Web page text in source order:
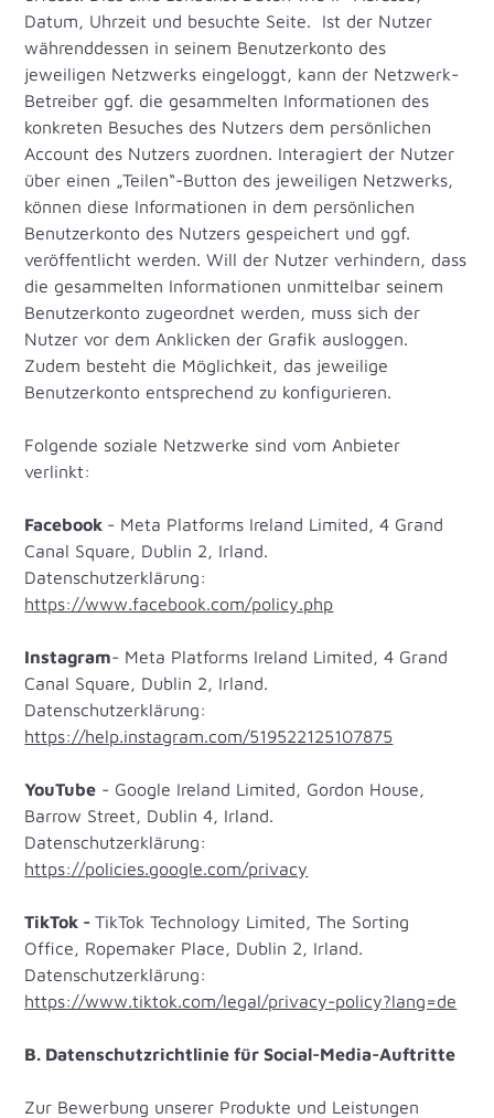
Datum, Uhrzeit und besuchte Seite. Ist der Nutzer
währenddessen in seinem Benutzerkonto des
jeweiligen Netzwerks eingeloggt, kann der Netzwerk-
Betreiber ggf. die gesammelten Informationen des
konkreten Besuches des Nutzers dem persönlichen
Account des Nutzers zuordnen. Interagiert der Nutzer
über einen „Teilen“-Button des jeweiligen Netzwerks,
können diese Informationen in dem persönlichen
Benutzerkonto des Nutzers gespeichert und ggf.
veröffentlicht werden. Will der Nutzer verhindern, dass
die gesammelten Informationen unmittelbar seinem
Benutzerkonto zugeordnet werden, muss sich der
Nutzer vor dem Anklicken der Grafik ausloggen.
Zudem besteht die Möglichkeit, das jeweilige
Benutzerkonto entsprechend zu konfigurieren.
Folgende soziale Netzwerke sind vom Anbieter
verlinkt:
Facebook - Meta Platforms Ireland Limited, 4 Grand
Canal Square, Dublin 2, Irland.
Datenschutzerklärung:
https://www.facebook.com/policy.php
Instagram- Meta Platforms Ireland Limited, 4 Grand
Canal Square, Dublin 2, Irland.
Datenschutzerklärung:
https://help.instagram.com/519522125107875
YouTube - Google Ireland Limited, Gordon House,
Barrow Street, Dublin 4, Irland.
Datenschutzerklärung:
https://policies.google.com/privacy
TikTok -TikTok Technology Limited, The Sorting
Office, Ropemaker Place, Dublin 2, Irland.
Datenschutzerklärung:
https://www.tiktok.com/legal/privacy-policy?lang=de
B. Datenschutzrichtlinie für Social-Media-Auftritte
Zur Bewerbung unserer Produkte und Leistungen